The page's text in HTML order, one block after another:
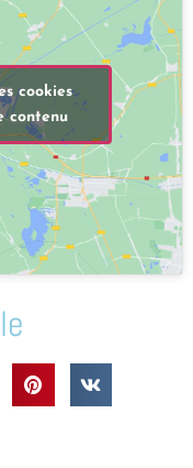
cookies
contenu